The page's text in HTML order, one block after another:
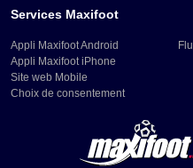
Services Maxifoot
Appli Maxifoot Android
Appli Maxifoot iPhone
Site web Mobile
Choix de consentement